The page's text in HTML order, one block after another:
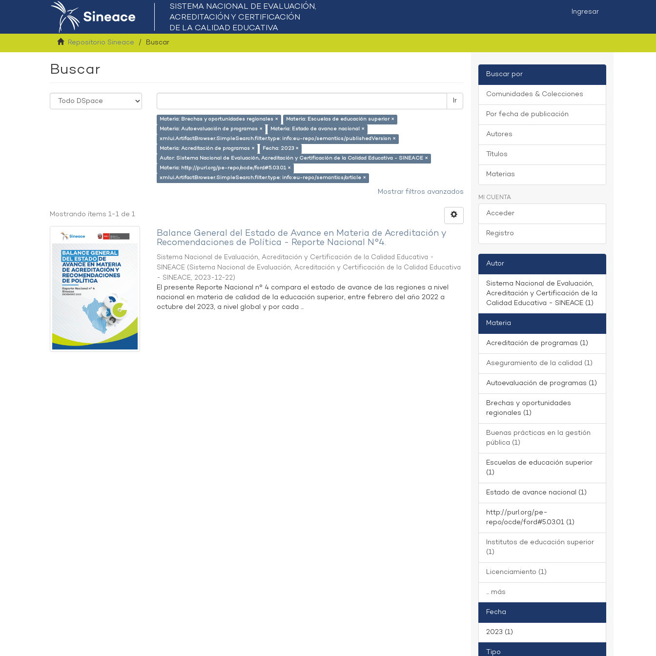
Ingresar
Repositorio Sineace Buscar
Buscar
Ir
Materia: Brechas y oportunidades regionales ×
Materia: Escuelas de educación superior ×
Materia: Autoevaluación de programas ×
Materia: Estado de avance nacional ×
xmlui.ArtifactBrowser.SimpleSearch.filter.type: info:eu-repo/semantics/publishedVersion ×
Materia: Acreditación de programas ×
Fecha: 2023 ×
Autor: Sistema Nacional de Evaluación, Acreditación y Certificación de la Calidad Educativa - SINEACE ×
Materia: http://purl.org/pe-repo/ocde/ford#5.03.01 ×
xmlui.ArtifactBrowser.SimpleSearch.filter.type: info:eu-repo/semantics/article ×
Mostrar filtros avanzados
Mostrando ítems 1-1 de 1
Balance General del Estado de Avance en Materia de Acreditación y
Recomendaciones de Política - Reporte Nacional N°4.
Sistema Nacional de Evaluación, Acreditación y Certificación de la Calidad Educativa -
SINEACE (Sistema Nacional de Evaluación, Acreditación y Certificación de la Calidad Educativa
- SINEACE, 2023-12-22)
El presente Reporte Nacional n° 4 compara el estado de avance de las regiones a nivel
nacional en materia de calidad de la educación superior, entre febrero del año 2022 a
octubre del 2023, a nivel global y por cada ...
Buscar por
Comunidades & Colecciones
Por fecha de publicación
Autores
Títulos
Materias
MI CUENTA
Acceder
Registro
Autor
Sistema Nacional de Evaluación,
Acreditación y Certificación de la
Calidad Educativa - SINEACE (1)
Materia
Acreditación de programas (1)
Aseguramiento de la calidad (1)
Autoevaluación de programas (1)
Brechas y oportunidades
regionales (1)
Buenas prácticas en la gestión
pública (1)
Escuelas de educación superior
(1)
Estado de avance nacional (1)
http://purl.org/pe-
repo/ocde/ford#5.03.01 (1)
Institutos de educación superior
(1)
Licenciamiento (1)
... más
Fecha
2023 (1)
Tipo